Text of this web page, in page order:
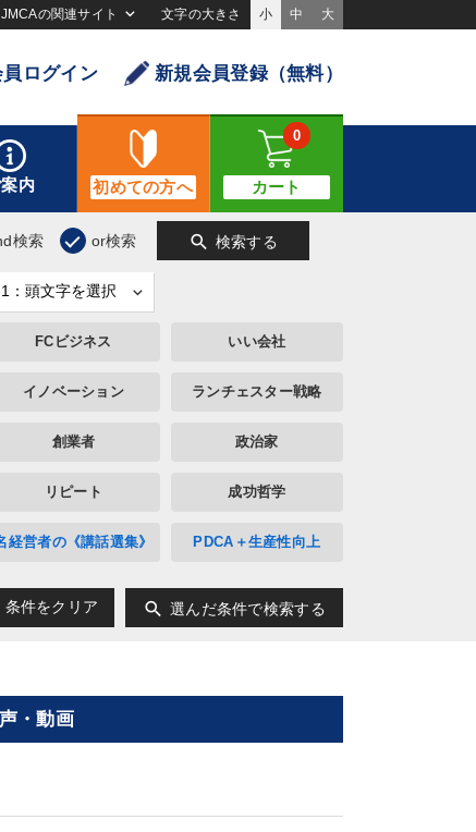
JMCAの関連サイト 文字の大きさ 小 中 大
ログイン 新規会員登録（無料）
内 初めての方へ カート
0
検索 or検索 search 検索する
FCビジネス いい会社
イノベーション ランチェスター戦略
創業者 政治家
リピート 成功哲学
経営者の《講話選集》 PDCA＋生産性向上
条件をクリア search 選んだ条件で検索する
・動画